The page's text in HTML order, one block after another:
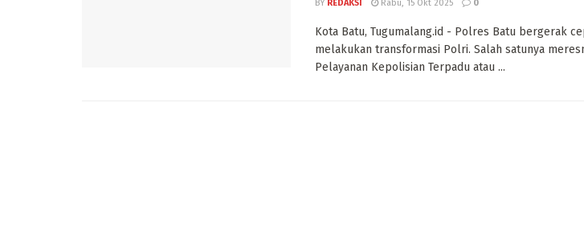
BY REDAKSI Rabu, 15 Okt 2025 0
Kota Batu, Tugumalang.id - Polres Batu bergerak
melakukan transformasi Polri. Salah satunya
Pelayanan Kepolisian Terpadu atau ...